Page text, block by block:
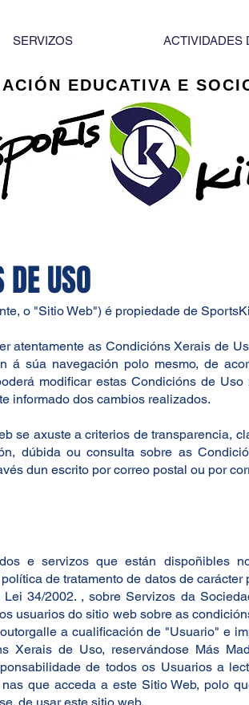
SERVIZOS ACTIVIDADES
EDUCATIVA E
USO
o "Sitio Web") é propiedade de
atentamente as Condicións Xerais de
á súa navegación polo mesmo, de
modificar estas Condicións de
informado dos cambios realizados.
se axuste a criterios de transparencia,
dúbida ou consulta sobre as
dun escrito por correo postal ou por
e servizos que están dispoñibles
de tratamento de datos de
34/2002. , sobre Servizos da
usuarios do sitio web sobre as
a cualificación de "Usuario" e
Xerais de Uso, reservándose Más
de todos os Usuarios a
que acceda a este Sitio Web, polo